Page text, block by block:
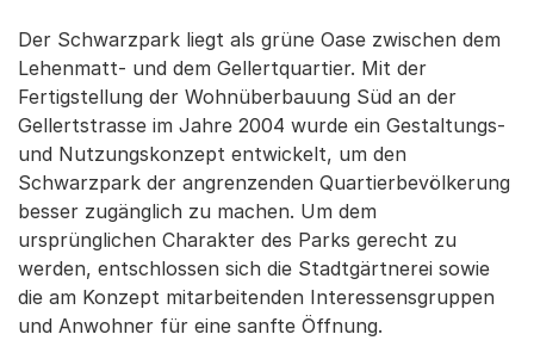
Der Schwarzpark liegt als grüne Oase zwischen dem
Lehenmatt- und dem Gellertquartier. Mit der
Fertigstellung der Wohnüberbauung Süd an der
Gellertstrasse im Jahre 2004 wurde ein Gestaltungs-
und Nutzungskonzept entwickelt, um den
Schwarzpark der angrenzenden Quartierbevölkerung
besser zugänglich zu machen. Um dem
ursprünglichen Charakter des Parks gerecht zu
werden, entschlossen sich die Stadtgärtnerei sowie
die am Konzept mitarbeitenden Interessensgruppen
und Anwohner für eine sanfte Öffnung.